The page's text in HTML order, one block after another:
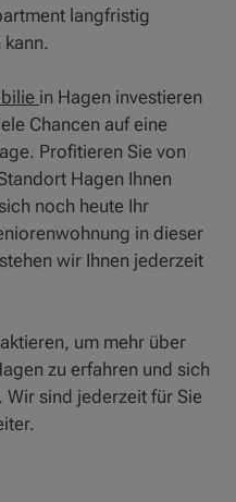
langfristig
in Hagen investieren
Chancen auf eine
Profitieren Sie von
Hagen Ihnen
noch heute Ihr
in dieser
wir Ihnen jederzeit
um mehr über
zu erfahren und sich
sind jederzeit für Sie